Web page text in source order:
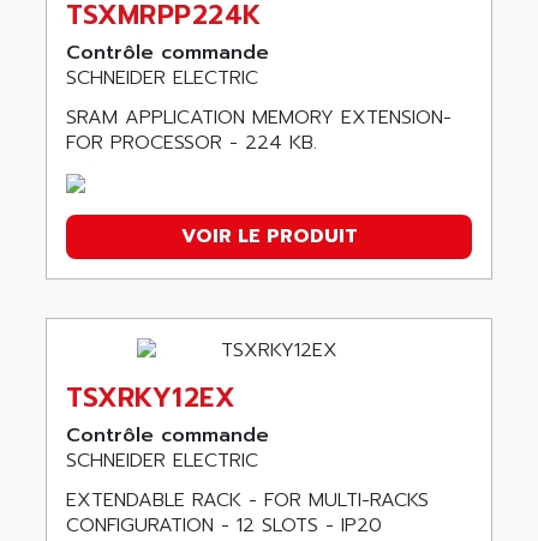
TSXMRPP224K
Contrôle commande
SCHNEIDER ELECTRIC
SRAM APPLICATION MEMORY EXTENSION-
FOR PROCESSOR - 224 KB.
VOIR LE PRODUIT
TSXRKY12EX
Contrôle commande
SCHNEIDER ELECTRIC
EXTENDABLE RACK - FOR MULTI-RACKS
CONFIGURATION - 12 SLOTS - IP20